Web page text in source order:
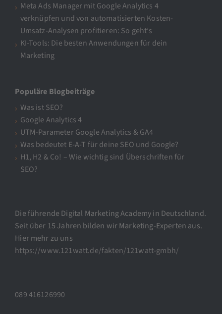
Meta Ads Manager mit Google Analytics 4
verknüpfen und von automatisierten Kosten-
Umsatz-Analysen profitieren: So geht’s
KI-Tools: Die besten Anwendungen für dein
Marketing
Populäre Blogbeiträge
Was ist SEO?
Google Analytics 4
UTM-Parameter Google Analytics & GA4
Was bedeutet E-A-T für deine SEO und Google?
H1, H2 & Co! – Wie wichtig sind Überschriften für
SEO?
Die führende Digital Marketing Academy in Deutschland.
Seit über 15 Jahren bilden wir Marketing-Experten aus.
Hier mehr zu uns
https://www.121watt.de/fakten/121watt-gmbh/
089 416126990